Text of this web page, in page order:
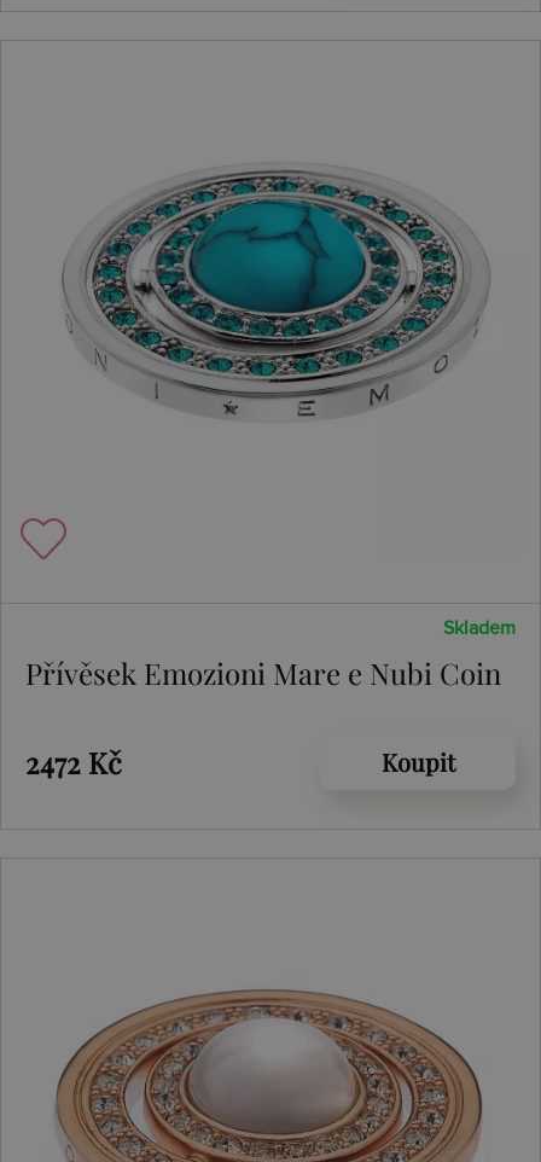
Skladem
Přívěsek Emozioni Mare e Nubi Coin
2472 Kč Koupit